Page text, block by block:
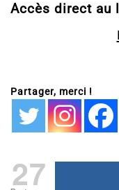
Accès direct au
Partager, merci !
27